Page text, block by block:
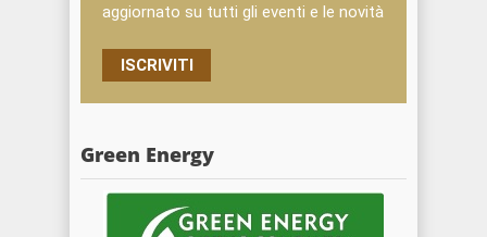
aggiornato su tutti gli eventi e le novità
ISCRIVITI
Green Energy